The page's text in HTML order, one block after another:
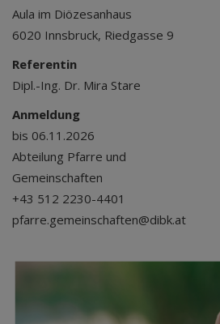
Aula im Diözesanhaus
6020 Innsbruck, Riedgasse 9
Referentin
Dipl.-Ing. Dr. Mira Stare
Anmeldung
bis 06.11.2026
Abteilung Pfarre und
Gemeinschaften
+43 512 2230-4401
pfarre.gemeinschaften@dibk.at